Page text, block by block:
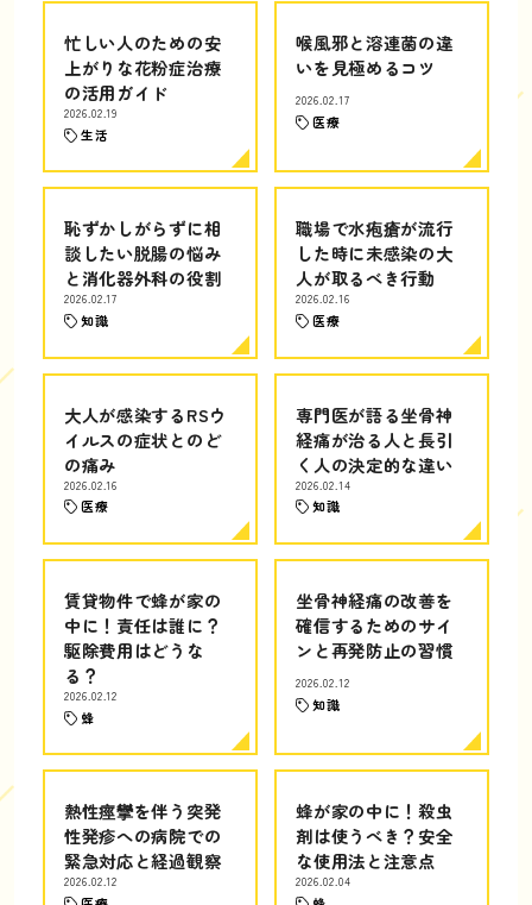
忙しい人のための安
上がりな花粉症治療
の活用ガイド
2026.02.19
生活
喉風邪と溶連菌の違
いを見極めるコツ
2026.02.17
医療
恥ずかしがらずに相
談したい脱腸の悩み
と消化器外科の役割
2026.02.17
知識
職場で水疱瘡が流行
した時に未感染の大
人が取るべき行動
2026.02.16
医療
大人が感染するRSウ
イルスの症状とのど
の痛み
2026.02.16
医療
専門医が語る坐骨神
経痛が治る人と長引
く人の決定的な違い
2026.02.14
知識
賃貸物件で蜂が家の
中に！責任は誰に？
駆除費用はどうな
る？
2026.02.12
蜂
坐骨神経痛の改善を
確信するためのサイ
ンと再発防止の習慣
2026.02.12
知識
熱性痙攣を伴う突発
性発疹への病院での
緊急対応と経過観察
2026.02.12
蜂が家の中に！殺虫
剤は使うべき？安全
な使用法と注意点
2026.02.04